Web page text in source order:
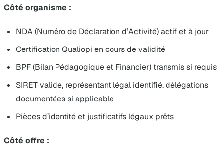
Côté organisme :
NDA (Numéro de Déclaration d’Activité) actif et à jour
Certification Qualiopi en cours de validité
BPF (Bilan Pédagogique et Financier) transmis si requis
SIRET valide, représentant légal identifié, délégations
documentées si applicable
Pièces d’identité et justificatifs légaux prêts
Côté offre :